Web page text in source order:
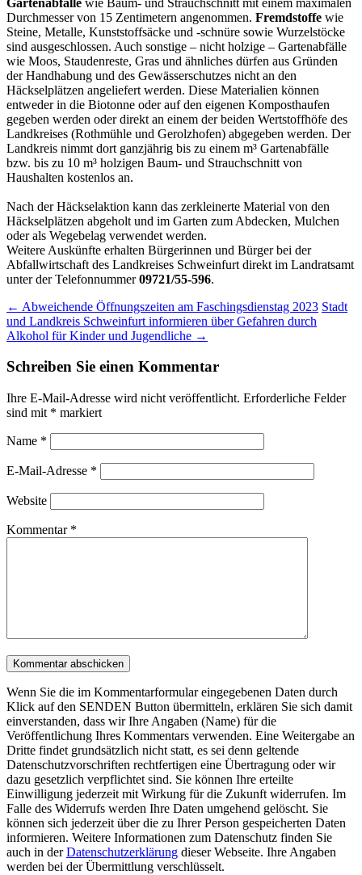
Durchmesser von 15 Zentimetern angenommen. Fremdstoffe wie
Steine, Metalle, Kunststoffsäcke und -schnüre sowie Wurzelstöcke
sind ausgeschlossen. Auch sonstige – nicht holzige – Gartenabfälle
wie Moos, Staudenreste, Gras und ähnliches dürfen aus Gründen
der Handhabung und des Gewässerschutzes nicht an den
Häckselplätzen angeliefert werden. Diese Materialien können
entweder in die Biotonne oder auf den eigenen Komposthaufen
gegeben werden oder direkt an einem der beiden Wertstoffhöfe des
Landkreises (Rothmühle und Gerolzhofen) abgegeben werden. Der
Landkreis nimmt dort ganzjährig bis zu einem m³ Gartenabfälle
bzw. bis zu 10 m³ holzigen Baum- und Strauchschnitt von
Haushalten kostenlos an.
Nach der Häckselaktion kann das zerkleinerte Material von den
Häckselplätzen abgeholt und im Garten zum Abdecken, Mulchen
oder als Wegebelag verwendet werden.
Weitere Auskünfte erhalten Bürgerinnen und Bürger bei der
Abfallwirtschaft des Landkreises Schweinfurt direkt im Landratsamt
unter der Telefonnummer09721/55-596.
Post
navigation
← Abweichende Öffnungszeiten am Faschingsdienstag 2023 Stadt
und Landkreis Schweinfurt informieren über Gefahren durch
Alkohol für Kinder und Jugendliche →
Schreiben Sie einen Kommentar
Ihre E-Mail-Adresse wird nicht veröffentlicht. Erforderliche Felder
sind mit * markiert
Name *
E-Mail-Adresse *
Website
Kommentar *
Wenn Sie die im Kommentarformular eingegebenen Daten durch
Klick auf den SENDEN Button übermitteln, erklären Sie sich damit
einverstanden, dass wir Ihre Angaben (Name) für die
Veröffentlichung Ihres Kommentars verwenden. Eine Weitergabe an
Dritte findet grundsätzlich nicht statt, es sei denn geltende
Datenschutzvorschriften rechtfertigen eine Übertragung oder wir
dazu gesetzlich verpflichtet sind. Sie können Ihre erteilte
Einwilligung jederzeit mit Wirkung für die Zukunft widerrufen. Im
Falle des Widerrufs werden Ihre Daten umgehend gelöscht. Sie
können sich jederzeit über die zu Ihrer Person gespeicherten Daten
informieren. Weitere Informationen zum Datenschutz finden Sie
auch in derDatenschutzerklärung dieser Webseite. Ihre Angaben
werden bei der Übermittlung verschlüsselt.